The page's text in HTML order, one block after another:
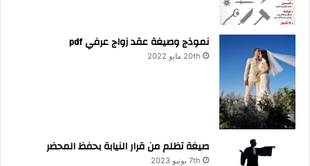
نموذج وصيغة عقد زواج عرفي pdf
20th مايو 2022
صيغة تظلم من قرار النيابة بحفظ المحضر
7th يونيو 2023